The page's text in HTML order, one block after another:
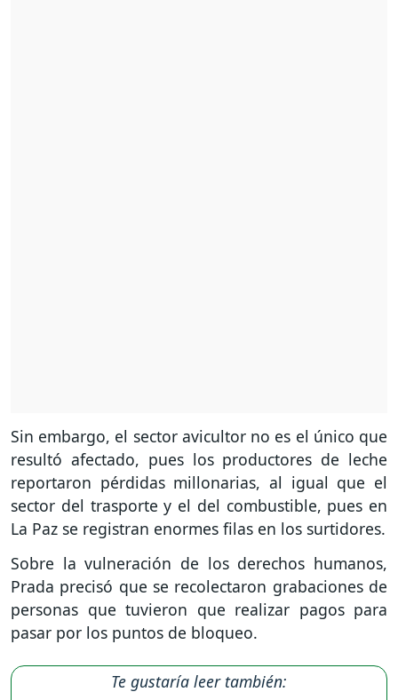
Sin embargo, el sector avicultor no es el único que
resultó afectado, pues los productores de leche
reportaron pérdidas millonarias, al igual que el
sector del trasporte y el del combustible, pues en
La Paz se registran enormes filas en los surtidores.
Sobre la vulneración de los derechos humanos,
Prada precisó que se recolectaron grabaciones de
personas que tuvieron que realizar pagos para
pasar por los puntos de bloqueo.
Te gustaría leer también: